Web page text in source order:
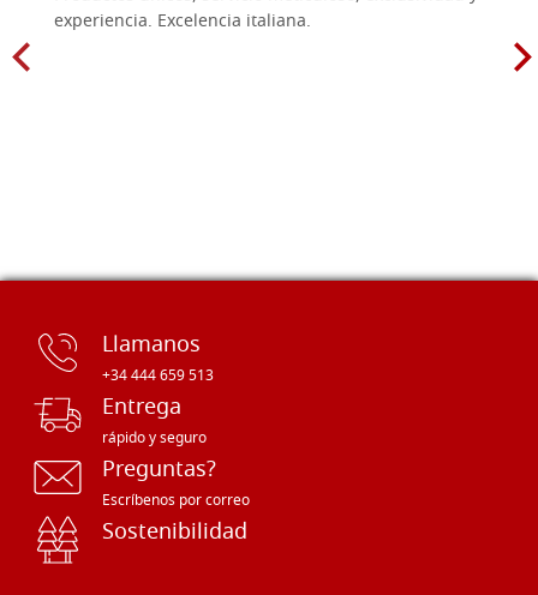
experiencia. Excelencia italiana.
Llamanos
+34 444 659 513
Entrega
rápido y seguro
Preguntas?
Escríbenos por correo
Sostenibilidad